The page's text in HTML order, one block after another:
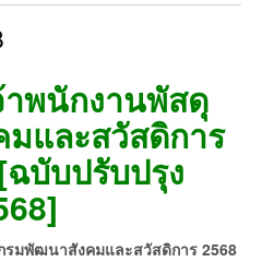
พนักงานพัสดุ
และสวัสดิการ
บับปรับปรุง
มพัฒนาสังคมและสวัสดิการ 2568